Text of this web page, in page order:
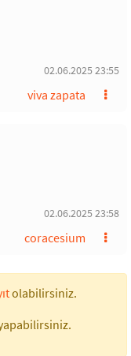
02.06.2025 23:55
viva zapata
02.06.2025 23:58
coracesium
olabilirsiniz.